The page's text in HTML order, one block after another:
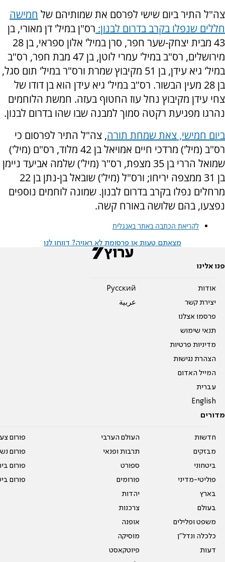
צה"ל התיר ביום שישי לפרסם את שמותיהם של חמישה
חללים שנפלו בקרב בדרום לבנון: רס"ן במיל' דן מאורי, בן
43 מבית יצחק-שער חפר, סרן במיל' אלון ספראי, בן 28
מירושלים, רס"ב במיל' עמרי לוטן, בן 47 מבת חפר, רס"ב
במיל' גיא עידן, בן 51 מקיבוץ שמרת ורס"ר במיל' תום סגל,
בן 28 מעין הבשור. רס"ב במיל' גיא עידן הוא בן דודו של
צחי עידן מקיבוץ נחל עוז החטוף בעזה. חמשת הלוחמים
נהרגו מפגיעת רקטה סמוך למבנה שבו שהו בדרום לבנון.
ביום חמישי, צאת שמחת תורה, צה"ל התיר לפרסום כי
רס"ב (מיל') מרדכי חיים אמויאל בן 42 מלוד, רס"ם (מיל')
שמואל הררי בן 35 מצפת, רס"ר (מיל') שלמה אביעד ניימן
בן 31 ממצפה יריחו; ורס"ל (מיל') שובאל בן-נתן בן 22
מרחלים נפלו בקרב בדרום לבנון. שמונה לוחמים נוספים
נפצעו, בהם שלושה באורח קשה.
לקריאת הכתבה באתר באנגלית
מצאתם טעות או פרסומת לא ראויה? דווחו לנו
פנו אלינו
אודות
יצירת קשר
פרסמו אצלנו
תנאי שימוש
מדיניות פרטיות
הצהרת נגישות
המייל האדום
עברית
English
Pусский
عربية
מדורים
חדשות
מבזקים
ביטחוני
פוליטי-מדיני
בארץ
בעולם
משפט ופלילים
כלכלה ונדל"ן
דעות
העולם הערבי
תרבות ופנאי
ספורט
פורומים
יהדות
צרכנות
אופנה
מוסיקה
פיוטקאסט
פורום
פורום
פורום
פורום